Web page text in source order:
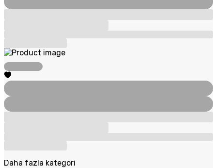
Daha fazla kategori